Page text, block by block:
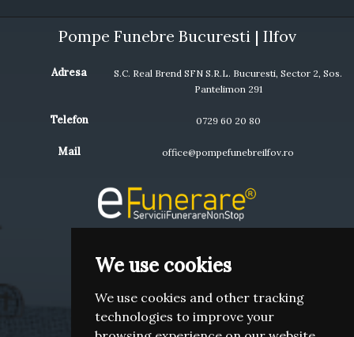
We use cookies
We use cookies and other tracking
technologies to improve your
Pompe Funebre Bucuresti | Ilfov
Adresa
S.C. Real Brend SFN S.R.L. Bucuresti, Sector 2, Sos.
Pantelimon 291
Telefon 0729 60 20 80
Mail office@pompefunebreilfov.ro
Termeni si conditii
Politica de Confidentialitate